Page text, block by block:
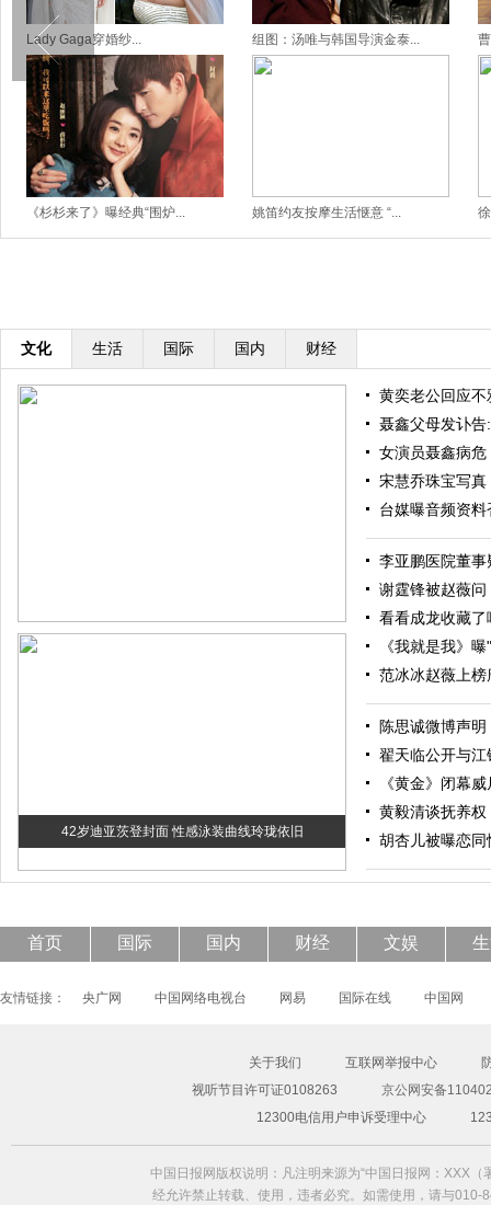
Lady Gaga穿婚纱... 组图：汤唯与韩国导演金泰...
《杉杉来了》曝经典“围炉... 姚笛约友按摩生活惬意 “...
文化 生活 国际 国内 财经
42岁迪亚茨登封面 性感泳装曲线玲珑依旧
刘诗诗杨幂袁珊珊四大古装女神 谁能笑傲古装圈？
黄奕老公回应
聂鑫父母发讣
女演员聂鑫病
宋慧乔珠宝写
台媒曝音频资
李亚鹏医院董
谢霆锋被赵薇
看看成龙收藏
《我就是我》
范冰冰赵薇上
陈思诚微博声明
翟天临公开与
《黄金》闭幕
黄毅清谈抚养
胡杏儿被曝恋
首页 国际 国内 财经 文娱
友情链接： 央广网 中国网络电视台 网易 国际在线 中国网
关于我们 互联网举报中心
视听节目许可证0108263
京公网安备
12300电信用户申诉受理中心
中国日报网版权说明：凡注明来源为“中国日报网：XXX
经允许禁止转载、使用，违者必究。如需使用，请与010-